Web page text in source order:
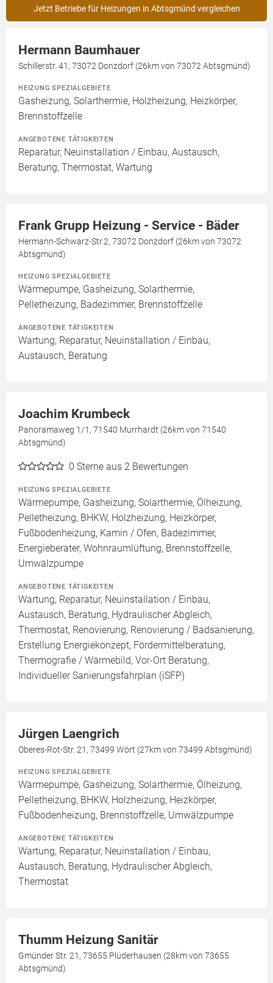
Jetzt Betriebe für Heizungen in Abtsgmünd vergleichen
Hermann Baumhauer
Schillerstr. 41, 73072 Donzdorf (26km von 73072 Abtsgmünd)
HEIZUNG SPEZIALGEBIETE
Gasheizung, Solarthermie, Holzheizung, Heizkörper,
Brennstoffzelle
ANGEBOTENE TÄTIGKEITEN
Reparatur, Neuinstallation / Einbau, Austausch,
Beratung, Thermostat, Wartung
Frank Grupp Heizung - Service - Bäder
Hermann-Schwarz-Str.2, 73072 Donzdorf (26km von 73072
Abtsgmünd)
HEIZUNG SPEZIALGEBIETE
Wärmepumpe, Gasheizung, Solarthermie,
Pelletheizung, Badezimmer, Brennstoffzelle
ANGEBOTENE TÄTIGKEITEN
Wartung, Reparatur, Neuinstallation / Einbau,
Austausch, Beratung
Joachim Krumbeck
Panoramaweg 1/1, 71540 Murrhardt (26km von 71540
Abtsgmünd)
0 Sterne aus 2 Bewertungen
HEIZUNG SPEZIALGEBIETE
Wärmepumpe, Gasheizung, Solarthermie, Ölheizung,
Pelletheizung, BHKW, Holzheizung, Heizkörper,
Fußbodenheizung, Kamin / Ofen, Badezimmer,
Energieberater, Wohnraumlüftung, Brennstoffzelle,
Umwälzpumpe
ANGEBOTENE TÄTIGKEITEN
Wartung, Reparatur, Neuinstallation / Einbau,
Austausch, Beratung, Hydraulischer Abgleich,
Thermostat, Renovierung, Renovierung / Badsanierung,
Erstellung Energiekonzept, Fördermittelberatung,
Thermografie / Wärmebild, Vor-Ort Beratung,
Individueller Sanierungsfahrplan (iSFP)
Jürgen Laengrich
Oberes-Rot-Str. 21, 73499 Wört (27km von 73499 Abtsgmünd)
HEIZUNG SPEZIALGEBIETE
Wärmepumpe, Gasheizung, Solarthermie, Ölheizung,
Pelletheizung, BHKW, Holzheizung, Heizkörper,
Fußbodenheizung, Brennstoffzelle, Umwälzpumpe
ANGEBOTENE TÄTIGKEITEN
Wartung, Reparatur, Neuinstallation / Einbau,
Austausch, Beratung, Hydraulischer Abgleich,
Thermostat
Thumm Heizung Sanitär
Gmünder Str. 21, 73655 Plüderhausen (28km von 73655
Abtsgmünd)